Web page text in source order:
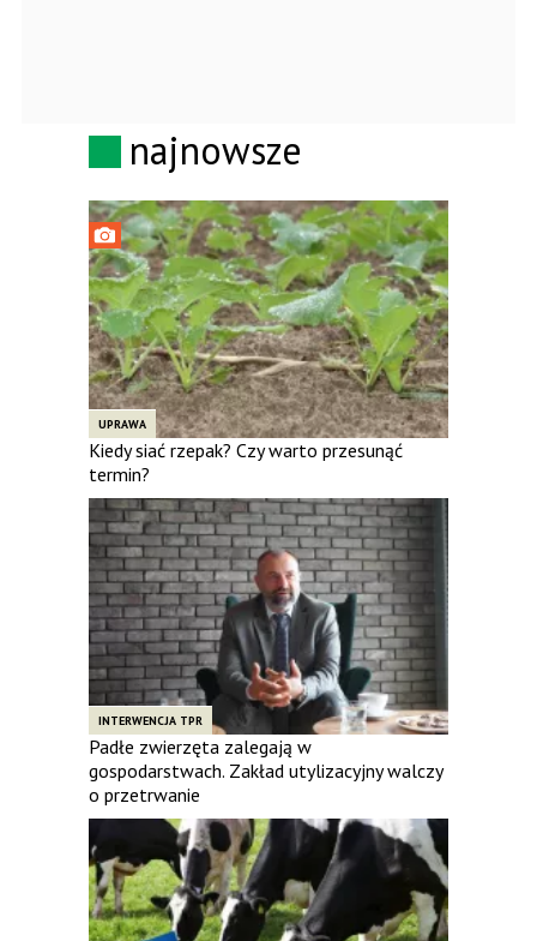
najnowsze
UPRAWA
Kiedy siać rzepak? Czy warto przesunąć
termin?
INTERWENCJA TPR
Padłe zwierzęta zalegają w
gospodarstwach. Zakład utylizacyjny walczy
o przetrwanie